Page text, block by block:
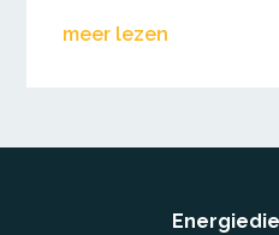
meer lezen